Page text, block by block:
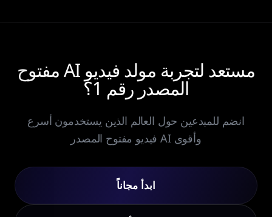
مستعد لتجربة مولد فيديو AI مفتوح
المصدر رقم 1؟
انضم للمبدعين حول العالم الذين يستخدمون أسرع
وأقوى AI فيديو مفتوح المصدر
ابدأ مجاناً